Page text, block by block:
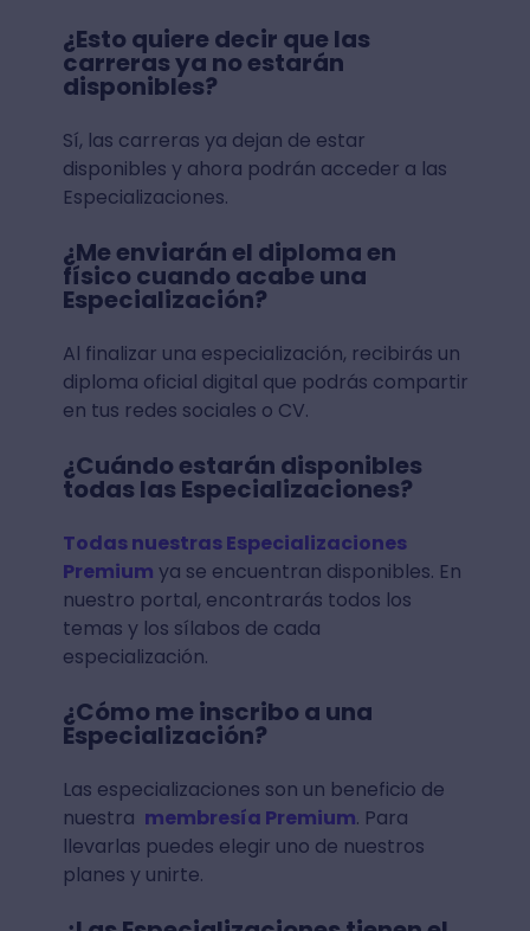
¿Esto quiere decir que las
carreras ya no estarán
disponibles?
Sí, las carreras ya dejan de estar
disponibles y ahora podrán acceder a las
Especializaciones.
¿Me enviarán el diploma en
físico cuando acabe una
Especialización?
Al finalizar una especialización, recibirás un
diploma oficial digital que podrás compartir
en tus redes sociales o CV.
¿Cuándo estarán disponibles
todas las Especializaciones?
Todas nuestras Especializaciones
Premium ya se encuentran disponibles. En
nuestro portal, encontrarás todos los
temas y los sílabos de cada
especialización.
¿Cómo me inscribo a una
Especialización?
Las especializaciones son un beneficio de
nuestra membresía Premium. Para
llevarlas puedes elegir uno de nuestros
planes y unirte.